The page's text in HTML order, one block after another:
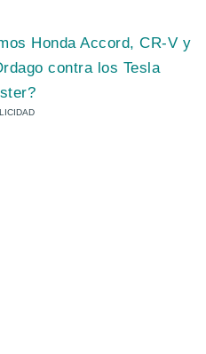
Honda Accord, CR-V y
contra los Tesla